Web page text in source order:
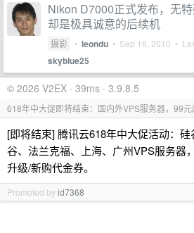
Nikon D7000正式发布，无
却是极具诚意的后续机
摄影 • leondu • Sep 16, 2010 •
skyblue25
© 2026 V2EX · 39ms · 3.9.8.5
618年中大促即将结束：国内外VPS服务器，99
[即将结束] 腾讯云618年中大促活动：
谷、法兰克福、上海、广州VPS服务器
升级/新购代金券。
Promoted byid7368